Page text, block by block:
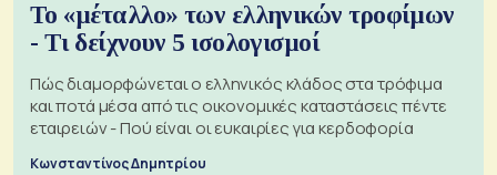
Το «μέταλλο» των ελληνικών τροφίμων
- Τι δείχνουν 5 ισολογισμοί
Πώς διαμορφώνεται ο ελληνικός κλάδος στα τρόφιμα
και ποτά μέσα από τις οικονομικές καταστάσεις πέντε
εταιρειών - Πού είναι οι ευκαιρίες για κερδοφορία
Κωνσταντίνος Δημητρίου